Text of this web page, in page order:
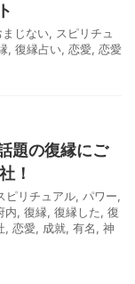
まじない, スピリチュ
, 復縁占い, 恋愛, 恋愛
題の復縁にご
！
ピリチュアル, パワー,
内, 復縁, 復縁した, 復
, 恋愛, 成就, 有名, 神